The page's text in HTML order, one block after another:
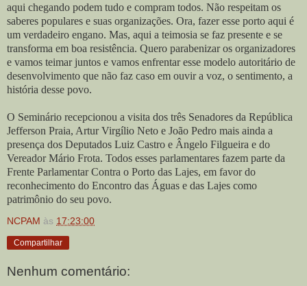
aqui chegando podem tudo e compram todos. Não respeitam os
saberes populares e suas organizações. Ora, fazer esse porto aqui é
um verdadeiro engano. Mas, aqui a teimosia se faz presente e se
transforma em boa resistência. Quero parabenizar os organizadores
e vamos teimar juntos e vamos enfrentar esse modelo autoritário de
desenvolvimento que não faz caso em ouvir a voz, o sentimento, a
história desse povo.
O Seminário recepcionou a visita dos três Senadores da República
Jefferson Praia, Artur Virgílio Neto e João Pedro mais ainda a
presença dos Deputados Luiz Castro e Ângelo Filgueira e do
Vereador Mário Frota. Todos esses parlamentares fazem parte da
Frente Parlamentar Contra o Porto das Lajes, em favor do
reconhecimento do Encontro das Águas e das Lajes como
patrimônio do seu povo.
NCPAM às 17:23:00
Compartilhar
Nenhum comentário: